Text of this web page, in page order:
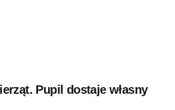
Pupil dostaje własny